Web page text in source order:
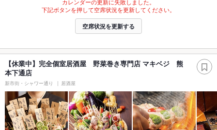
カレンダーの更新に失敗しました。
下記ボタンを押して空席状況を更新してください。
空席状況を更新する
【休業中】完全個室居酒屋 野菜巻き専門店 マキベジ 熊
本下通店
新市街・シャワー通り 居酒屋